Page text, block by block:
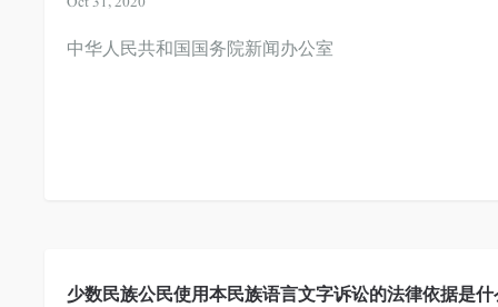
中华人民共和国国务院新闻办公室
少数民族公民使用本民族语言文字诉讼的法律依据是